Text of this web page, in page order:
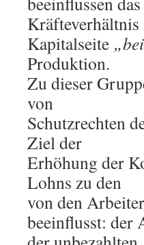
Kapitalseite
Produktion.
Zu dieser
von
Schutzrechten
Ziel der
Erhöhung der
Lohns zu den
von den
beeinflusst: der